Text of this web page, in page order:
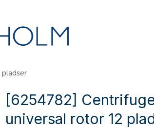
pladser
[6254782]
universal rotor 12